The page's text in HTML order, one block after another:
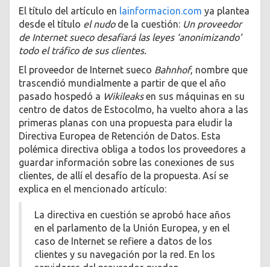
El título del artículo en lainformacion.com ya plantea
desde el título el nudode la cuestión: Un proveedor
de Internet sueco desafiará las leyes ‘anonimizando’
todo el tráfico de sus clientes.
El proveedor de Internet sueco Bahnhof, nombre que
trascendió mundialmente a partir de que el año
pasado hospedó a Wikileaksen sus máquinas en su
centro de datos de Estocolmo, ha vuelto ahora a las
primeras planas con una propuesta para eludir la
Directiva Europea de Retención de Datos. Esta
polémica directiva obliga a todos los proveedores a
guardar información sobre las conexiones de sus
clientes, de allí el desafío de la propuesta. Así se
explica en el mencionado artículo:
La directiva en cuestión se aprobó hace años
en el parlamento de la Unión Europea, y en el
caso de Internet se refiere a datos de los
clientes y su navegación por la red. En los